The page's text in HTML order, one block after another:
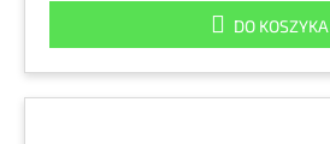
DO KOSZYKA